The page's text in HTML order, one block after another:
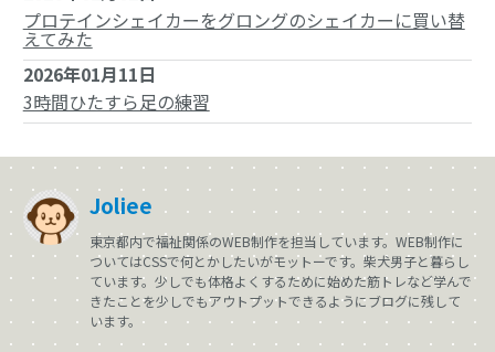
プロテインシェイカーをグロングのシェイカーに買い替
えてみた
2026年01月11日
3時間ひたすら足の練習
Joliee
東京都内で福祉関係のWEB制作を担当しています。WEB制作に
ついてはCSSで何とかしたいがモットーです。柴犬男子と暮らし
ています。少しでも体格よくするために始めた筋トレなど学んで
きたことを少しでもアウトプットできるようにブログに残して
います。